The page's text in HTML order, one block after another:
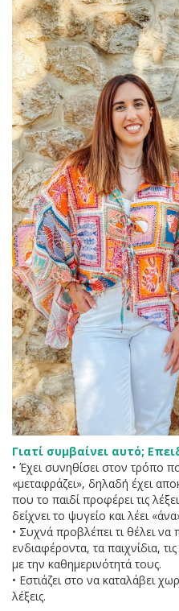
Γιατί συμβαίνει αυτό;
• Έχει συνηθίσει στον τρόπο
«μεταφράζει», δηλαδή έχει
που το παιδί προφέρει τις
δείχνει το ψυγείο και λέει
• Συχνά προβλέπει τι θέλει να
ενδιαφέροντα, τα παιχνίδια,
με την καθημερινότητά τους.
• Εστιάζει στο να καταλάβει
λέξεις.